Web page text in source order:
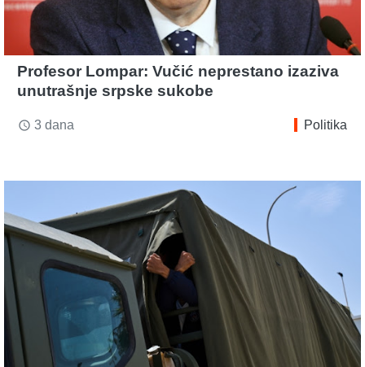
Profesor Lompar: Vučić neprestano izaziva
unutrašnje srpske sukobe
access_time 3 dana Politika